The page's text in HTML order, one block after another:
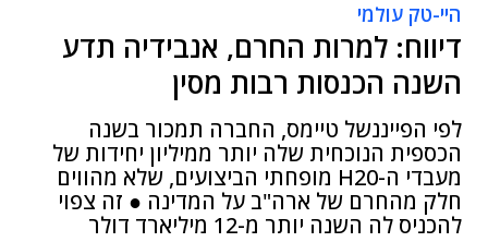
היי-טק עולמי
דיווח: למרות החרם, אנבידיה תדע
השנה הכנסות רבות מסין
לפי הפייננשל טיימס, החברה תמכור בשנה
הכספית הנוכחית שלה יותר ממיליון יחידות של
מעבדי ה-H20 מופחתי הביצועים, שלא מהווים
חלק מהחרם של ארה"ב על המדינה ● זה צפוי
להכניס לה השנה יותר מ-12 מיליארד דולר